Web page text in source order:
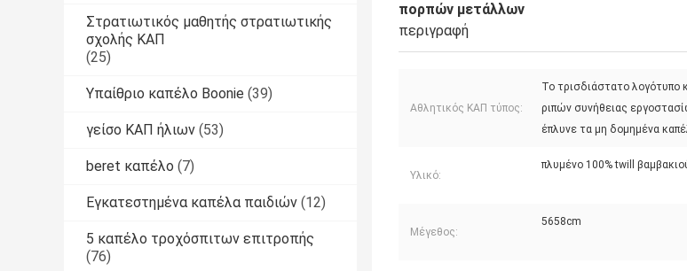
Στρατιωτικός μαθητής στρατιωτικής
σχολής ΚΑΠ
(25)
Υπαίθριο καπέλο Boonie (39)
γείσο ΚΑΠ ήλιων (53)
beret καπέλο (7)
Εγκατεστημένα καπέλα παιδιών (12)
5 καπέλο τροχόσπιτων επιτροπής
(76)
πορπών μετάλλων
περιγραφή
Αθλητικός ΚΑΠ τύπος:
Το τρισδιάστατο λογότυπο
ριπών συνήθειας
έπλυνε τα μη δομημένα
Υλικό:
πλυμένο 100% twill
Μέγεθος:
5658cm